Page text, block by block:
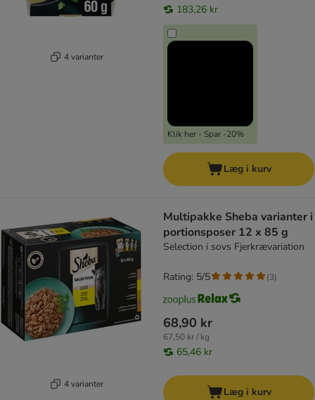
4 varianter
183,26 kr
Klik her - Spar -20%
Læg i kurv
4 varianter
Multipakke Sheba varianter i
portionsposer 12 x 85 g
Selection i sovs Fjerkrævariation
68,90 kr
67,50 kr / kg
65,46 kr
Rating: 5/5 (3)
Læg i kurv